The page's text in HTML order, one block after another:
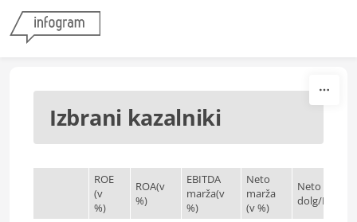
Izbrani kazalniki
ROE
(v
%)
ROA(v
%)
EBITDA
marža(v
%)
Neto
marža
(v %)
Neto
dolg/EBITD